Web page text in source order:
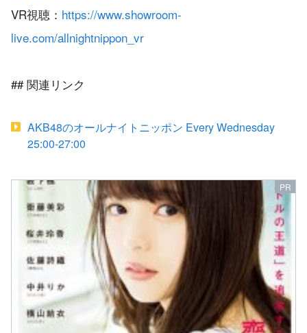
VR視聴： https://www.showroom-
live.com/allnightnippon_vr
## 関連リンク
AKB48のオールナイトニッポン Every Wednesday
25:00-27:00